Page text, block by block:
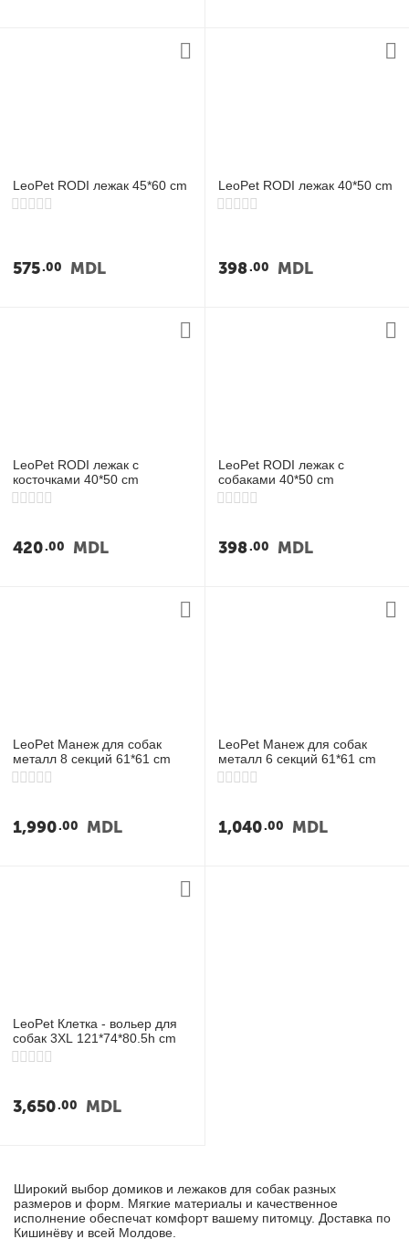
Широкий выбор домиков и лежаков для собак разных
размеров и форм. Мягкие материалы и качественное
исполнение обеспечат комфорт вашему питомцу. Доставка по
Кишинёву и всей Молдове.
LeoPet RODI лежак 45*60 cm
575 00 MDL
LeoPet RODI лежак 40*50 cm
398 00 MDL
LeoPet RODI лежак с
косточками 40*50 cm
420 00 MDL
LeoPet RODI лежак с
собаками 40*50 cm
398 00 MDL
LeoPet Манеж для собак
металл 8 секций 61*61 cm
1,990 00 MDL
LeoPet Манеж для собак
металл 6 секций 61*61 cm
1,040 00 MDL
LeoPet Клетка - вольер для
собак 3XL 121*74*80.5h cm
3,650 00 MDL